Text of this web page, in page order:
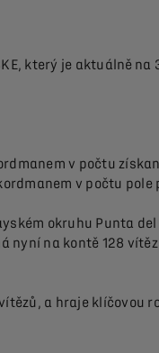
který je aktuálně na
v počtu
v počtu pole
okruhu Punta del
nyní na kontě 128
a hraje klíčovou